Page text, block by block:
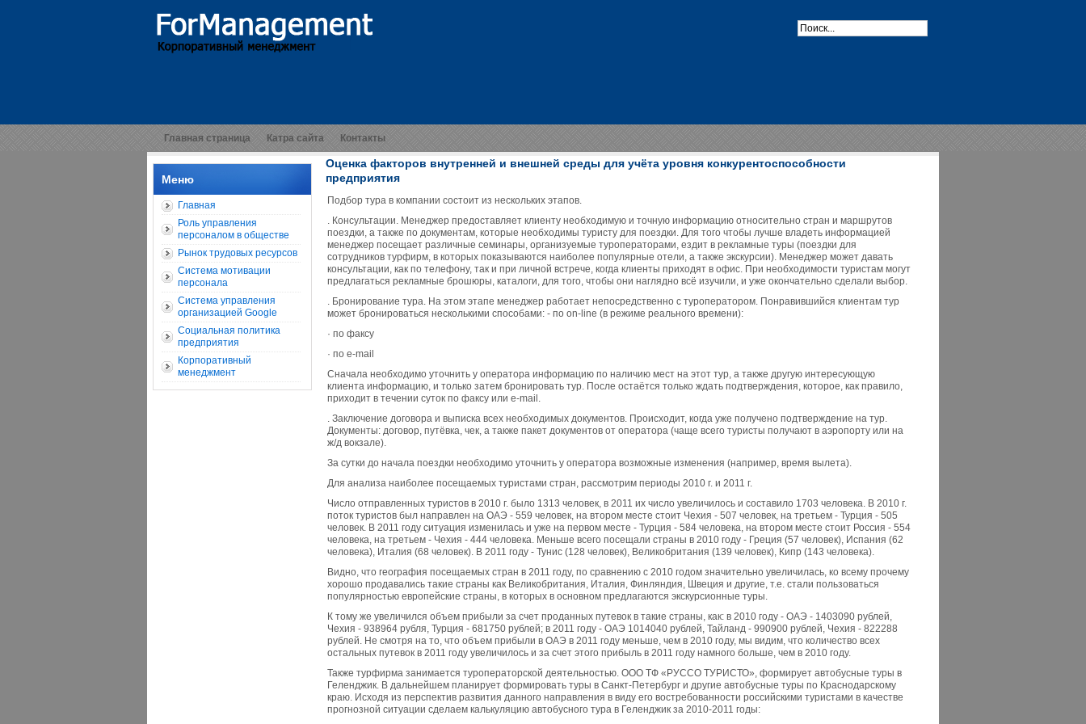
Главная страница Катра сайта Контакты
Меню
Главная
Роль управления
персоналом в обществе
Рынок трудовых ресурсов
Система мотивации
персонала
Система управления
организацией Google
Социальная политика
предприятия
Корпоративный
менеджмент
Оценка факторов внутренней и внешней среды для учёта уровня конкурентоспособности
предприятия
Подбор тура в компании состоит из нескольких этапов.
. Консультации. Менеджер предоставляет клиенту необходимую и точную информацию относительно стран и маршрутов
поездки, а также по документам, которые необходимы туристу для поездки. Для того чтобы лучше владеть информацией
менеджер посещает различные семинары, организуемые туроператорами, ездит в рекламные туры (поездки для
сотрудников турфирм, в которых показываются наиболее популярные отели, а также экскурсии). Менеджер может давать
консультации, как по телефону, так и при личной встрече, когда клиенты приходят в офис. При необходимости туристам могут
предлагаться рекламные брошюры, каталоги, для того, чтобы они наглядно всё изучили, и уже окончательно сделали выбор.
. Бронирование тура. На этом этапе менеджер работает непосредственно с туроператором. Понравившийся клиентам тур
может бронироваться несколькими способами: - по on-line (в режиме реального времени):
· по факсу
· по e-mail
Сначала необходимо уточнить у оператора информацию по наличию мест на этот тур, а также другую интересующую
клиента информацию, и только затем бронировать тур. После остаётся только ждать подтверждения, которое, как правило,
приходит в течении суток по факсу или e-mail.
. Заключение договора и выписка всех необходимых документов. Происходит, когда уже получено подтверждение на тур.
Документы: договор, путёвка, чек, а также пакет документов от оператора (чаще всего туристы получают в аэропорту или на
ж/д вокзале).
За сутки до начала поездки необходимо уточнить у оператора возможные изменения (например, время вылета).
Для анализа наиболее посещаемых туристами стран, рассмотрим периоды 2010 г. и 2011 г.
Число отправленных туристов в 2010 г. было 1313 человек, в 2011 их число увеличилось и составило 1703 человека. В 2010 г.
поток туристов был направлен на ОАЭ - 559 человек, на втором месте стоит Чехия - 507 человек, на третьем - Турция - 505
человек. В 2011 году ситуация изменилась и уже на первом месте - Турция - 584 человека, на втором месте стоит Россия - 554
человека, на третьем - Чехия - 444 человека. Меньше всего посещали страны в 2010 году - Греция (57 человек), Испания (62
человека), Италия (68 человек). В 2011 году - Тунис (128 человек), Великобритания (139 человек), Кипр (143 человека).
Видно, что география посещаемых стран в 2011 году, по сравнению с 2010 годом значительно увеличилась, ко всему прочему
хорошо продавались такие страны как Великобритания, Италия, Финляндия, Швеция и другие, т.е. стали пользоваться
популярностью европейские страны, в которых в основном предлагаются экскурсионные туры.
К тому же увеличился объем прибыли за счет проданных путевок в такие страны, как: в 2010 году - ОАЭ - 1403090 рублей,
Чехия - 938964 рубля, Турция - 681750 рублей; в 2011 году - ОАЭ 1014040 рублей, Тайланд - 990900 рублей, Чехия - 822288
рублей. Не смотря на то, что объем прибыли в ОАЭ в 2011 году меньше, чем в 2010 году, мы видим, что количество всех
остальных путевок в 2011 году увеличилось и за счет этого прибыль в 2011 году намного больше, чем в 2010 году.
Также турфирма занимается туроператорской деятельностью. ООО ТФ «РУССО ТУРИСТО», формирует автобусные туры в
Геленджик. В дальнейшем планирует формировать туры в Санкт-Петербург и другие автобусные туры по Краснодарскому
краю. Исходя из перспектив развития данного направления в виду его востребованности российскими туристами в качестве
прогнозной ситуации сделаем калькуляцию автобусного тура в Геленджик за 2010-2011 годы: